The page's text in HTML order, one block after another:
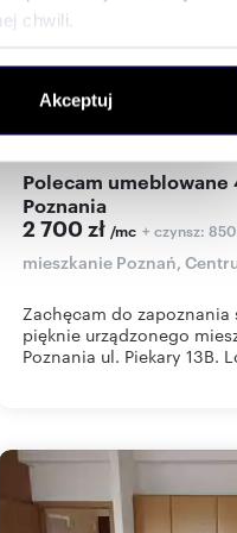
chwili.
społecznościowym,
od Ciebie lub
Akceptuj
45m 1 60zł/m
Polecam umeblowane 45 m² w centrum
Poznania
2 700 zł /mc + czynsz: 850
mieszkanie Poznań,
Zachęcam do zapoznania
pięknie urządzonego
Poznania ul. Piekary 13B.